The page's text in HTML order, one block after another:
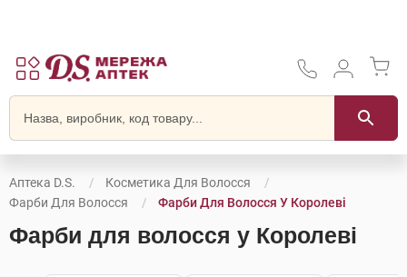
Аптека D.S.
Косметика Для Волосся
Фарби Для Волосся
Фарби Для Волосся У Королеві
Фарби для волосся у Королеві